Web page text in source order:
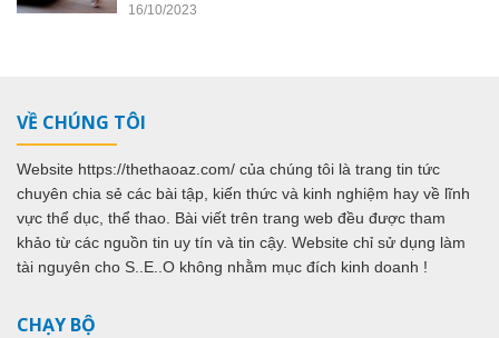
16/10/2023
VỀ CHÚNG TÔI
Website https://thethaoaz.com/ của chúng tôi là trang tin tức
chuyên chia sẻ các bài tập, kiến thức và kinh nghiệm hay về lĩnh
vực thể dục, thể thao. Bài viết trên trang web đều được tham
khảo từ các nguồn tin uy tín và tin cậy. Website chỉ sử dụng làm
tài nguyên cho S..E..O không nhằm mục đích kinh doanh !
CHẠY BỘ